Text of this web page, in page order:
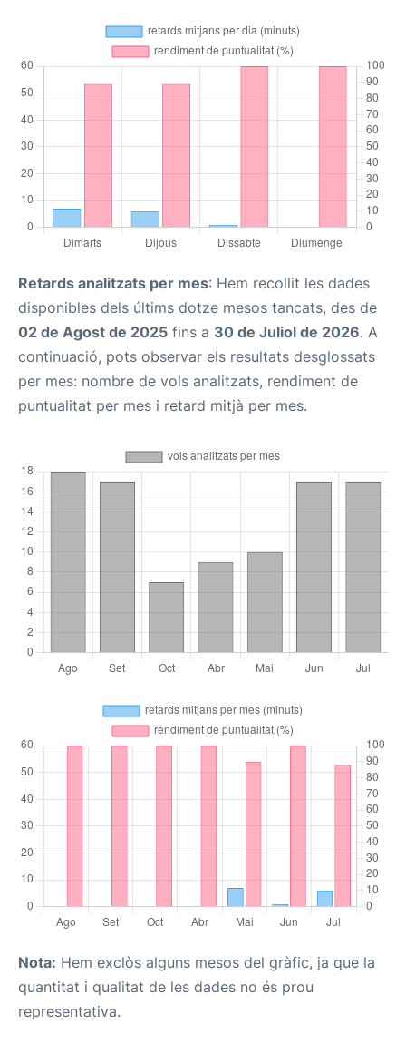
Retards analitzats per mes: Hem recollit les dades
disponibles dels últims dotze mesos tancats, des de
02 de Agost de 2025 fins a 30 de Juliol de 2026. A
continuació, pots observar els resultats desglossats
per mes: nombre de vols analitzats, rendiment de
puntualitat per mes i retard mitjà per mes.
Nota: Hem exclòs alguns mesos del gràfic, ja que la
quantitat i qualitat de les dades no és prou
representativa.